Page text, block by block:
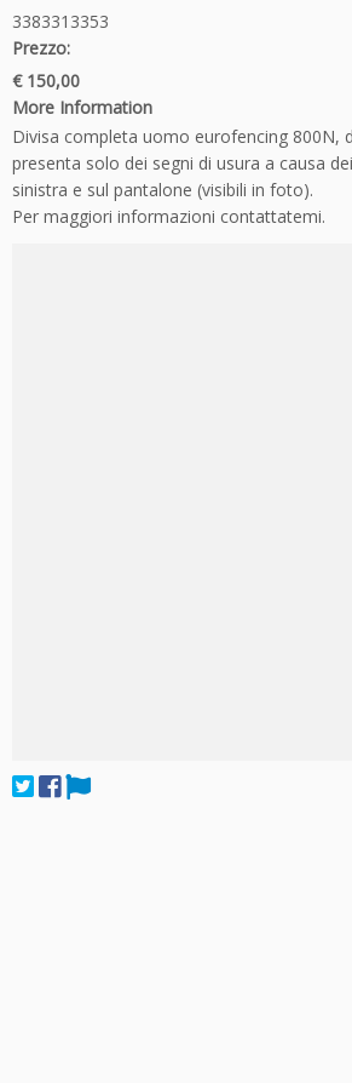
3383313353
Prezzo:
€ 150,00
More Information
Divisa completa uomo eurofencing 800N,
presenta solo dei segni di usura a causa
sinistra e sul pantalone (visibili in foto).
Per maggiori informazioni contattatemi.